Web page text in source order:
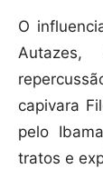
O
Autazes,
capivara
pelo
tratos e